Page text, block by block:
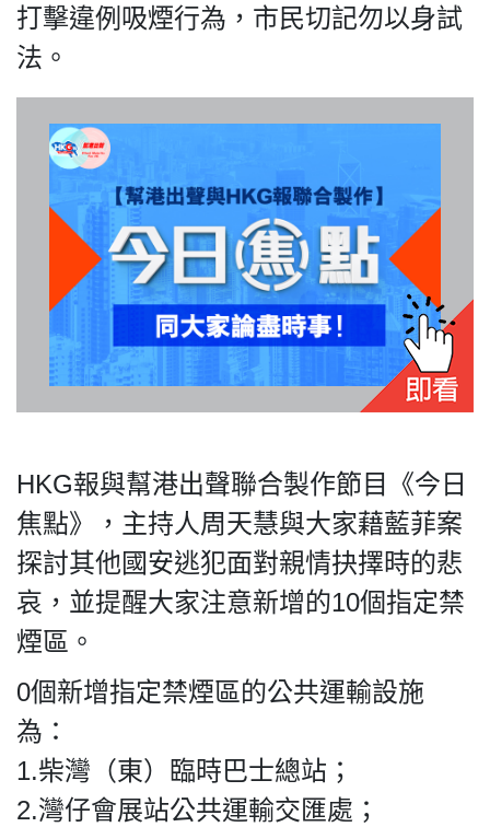
明
©
2018
Silent
Majority
For
HK.
rights
reserved.
打擊違例吸煙行為，市民切記勿以身試
法。
HKG報與幫港出聲聯合製作節目《今日
焦點》，主持人周天慧與大家藉藍菲案
探討其他國安逃犯面對親情抉擇時的悲
哀，並提醒大家注意新增的10個指定禁
煙區。
0個新增指定禁煙區的公共運輸設施
為：
1.柴灣（東）臨時巴士總站；
2.灣仔會展站公共運輸交匯處；